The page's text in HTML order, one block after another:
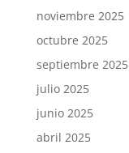
noviembre 2025
octubre 2025
septiembre 2025
julio 2025
junio 2025
abril 2025